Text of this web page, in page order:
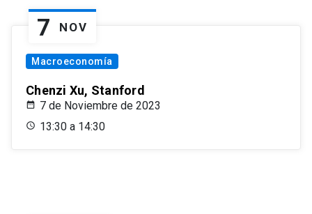
7 NOV
Macroeconomía
Chenzi Xu, Stanford
7 de Noviembre de 2023
13:30 a 14:30